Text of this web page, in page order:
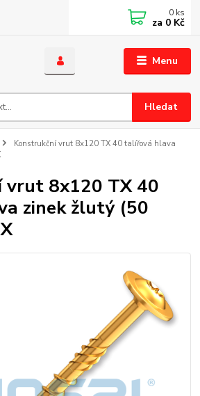
Menu
Hledat
0 ks
za 0 Kč
Konstrukční vrut 8x120 TX 40 talířová hlava
vrut 8x120 TX 40
zinek žlutý (50